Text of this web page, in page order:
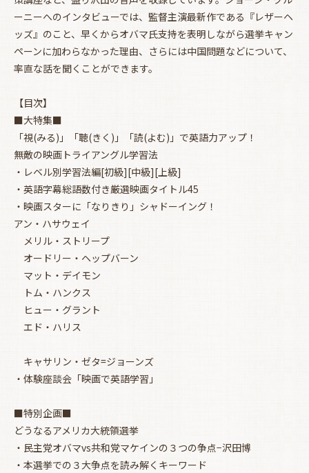
お買い物を続ける
ーニーへのインタビューでは、監督主演最新作である『レザーヘ
ッズ』のこと、早くからオバマ氏支持を表明しながら選挙キャン
ペーンに加わらなかった理由、さらには中国問題などについて、
率直な話を聞くことができます。
【目次】
■大特集■
「視(みる)」「聴(きく)」「読(よむ)」で英語力アップ！
無敵の映画トライアングル学習法
・レベル別学習法編[初級][中級][上級]
・英語字幕総語数付き厳選映画タイトル45
・映画スターに「なりきり」シャドーイング！
アン・ハサウェイ
メリル・ストリープ
オードリー・ヘップバーン
マット・デイモン
トム・ハンクス
ヒュー・グラント
エド・ハリス
キャサリン・ゼタ=ジョーンズ
・体験座談会「映画で英語学習」
■特別企画■
どうなるアメリカ大統領選挙
・民主党オバマvs共和党マケインの３つの争点−沢田博
・本選挙での３大争点を読み解くキーワード